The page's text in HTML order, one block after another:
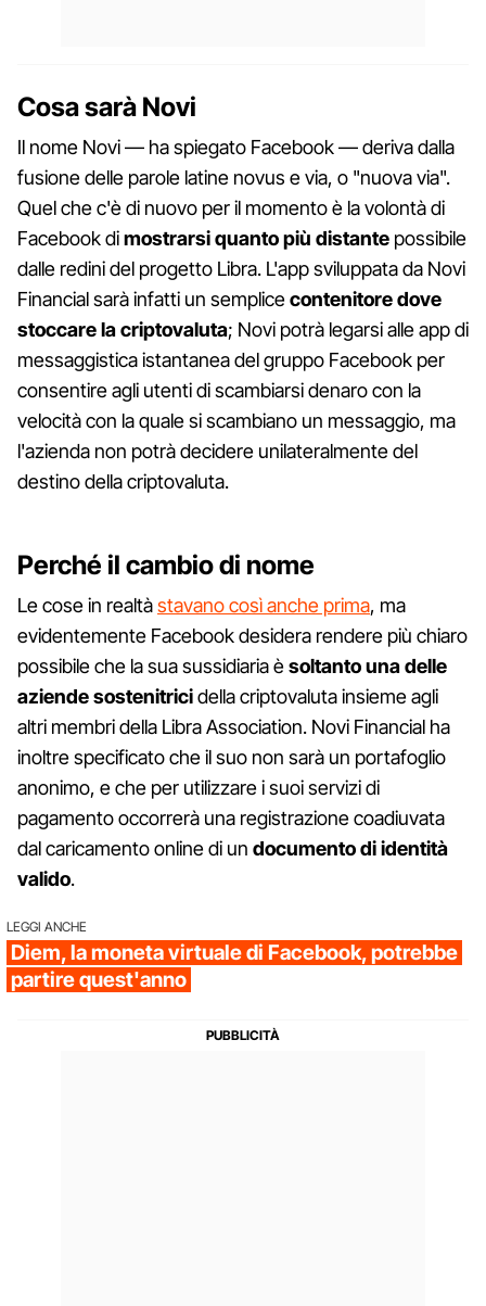
Cosa sarà Novi
Il nome Novi — ha spiegato Facebook — deriva dalla
fusione delle parole latine novus e via, o "nuova via".
Quel che c'è di nuovo per il momento è la volontà di
Facebook dimostrarsi quanto più distante possibile
dalle redini del progetto Libra. L'app sviluppata da Novi
Financial sarà infatti un semplicecontenitore dove
stoccare la criptovaluta; Novi potrà legarsi alle app di
messaggistica istantanea del gruppo Facebook per
consentire agli utenti di scambiarsi denaro con la
velocità con la quale si scambiano un messaggio, ma
l'azienda non potrà decidere unilateralmente del
destino della criptovaluta.
Perché il cambio di nome
Le cose in realtàstavano così anche prima, ma
evidentemente Facebook desidera rendere più chiaro
possibile che la sua sussidiaria èsoltanto una delle
aziende sostenitricidella criptovaluta insieme agli
altri membri della Libra Association. Novi Financial ha
inoltre specificato che il suo non sarà un portafoglio
anonimo, e che per utilizzare i suoi servizi di
pagamento occorrerà una registrazione coadiuvata
dal caricamento online di un documento di identità
valido.
LEGGI ANCHE
Diem, la moneta virtuale di Facebook, potrebbe
partire quest'anno